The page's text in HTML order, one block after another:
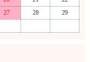
27 28
29